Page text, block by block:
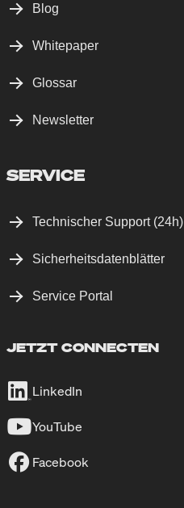
Blog
Whitepaper
Glossar
Newsletter
SERVICE
Technischer Support (24h)
Sicherheitsdatenblätter
Service Portal
JETZT CONNECTEN
LinkedIn
YouTube
Facebook